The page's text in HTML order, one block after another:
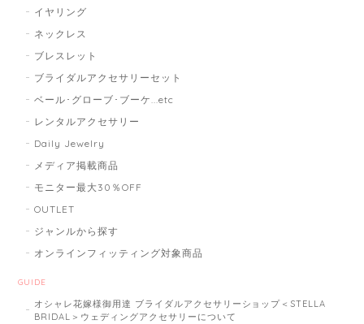
イヤリング
ネックレス
ブレスレット
ブライダルアクセサリーセット
ベール･グローブ･ブーケ...etc
レンタルアクセサリー
Daily Jewelry
メディア掲載商品
モニター最大30％OFF
OUTLET
ジャンルから探す
オンラインフィッティング対象商品
GUIDE
オシャレ花嫁様御用達 ブライダルアクセサリーショップ＜STELLA
BRIDAL＞ウェディングアクセサリーについて